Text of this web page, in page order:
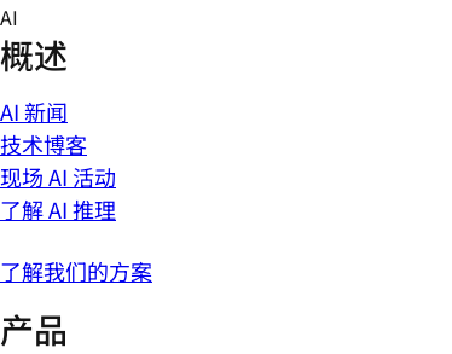
Skip
to
content
AI
概述
AI 新闻
技术博客
现场 AI 活动
了解 AI 推理
了解我们的方案
产品